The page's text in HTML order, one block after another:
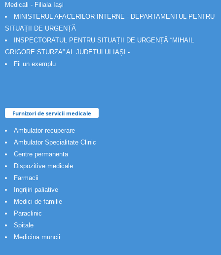
Medicali - Filiala Iași
MINISTERUL AFACERILOR INTERNE - DEPARTAMENTUL PENTRU
SITUAȚII DE URGENȚĂ
INSPECTORATUL PENTRU SITUAȚII DE URGENȚĂ “MIHAIL
GRIGORE STURZA” AL JUDETULUI IAȘI -
Fii un exemplu
Furnizori de servicii medicale
Ambulator recuperare
Ambulator Specialitate Clinic
Centre permanenta
Dispozitive medicale
Farmacii
Ingrijiri paliative
Medici de familie
Paraclinic
Spitale
Medicina muncii